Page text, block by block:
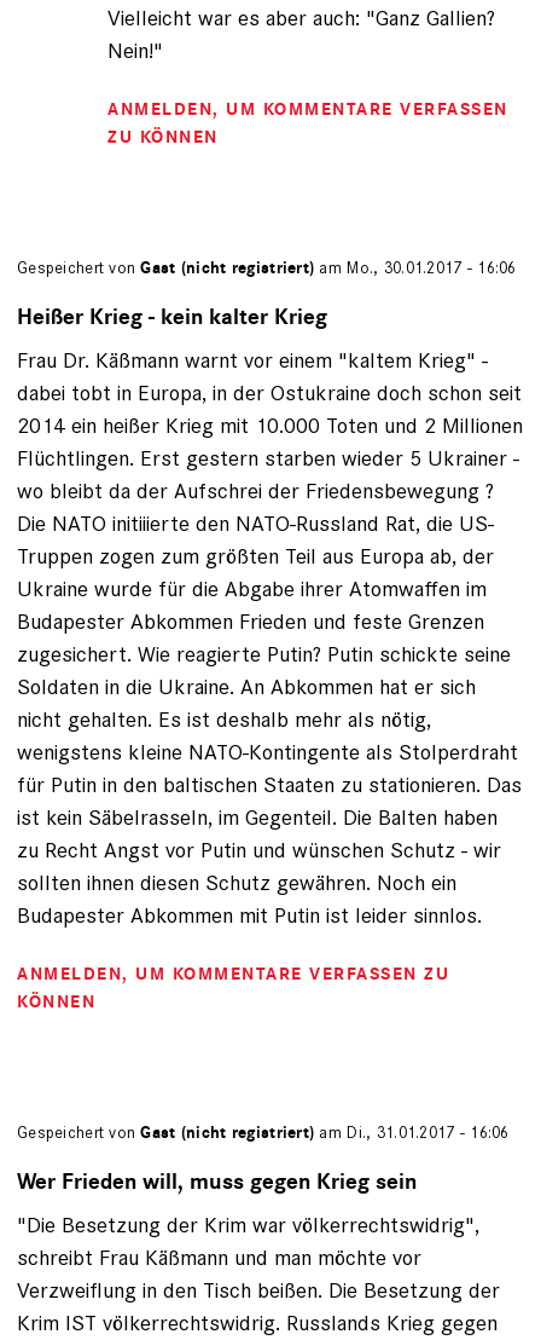
Vielleicht war es aber auch: "Ganz Gallien?
Nein!"
ANMELDEN, UM KOMMENTARE VERFASSEN
ZU KÖNNEN
Gespeichert vonGast (nicht registriert) am Mo., 30.01.2017 - 16:06
Heißer Krieg - kein kalter Krieg
Frau Dr. Käßmann warnt vor einem "kaltem Krieg" -
dabei tobt in Europa, in der Ostukraine doch schon seit
2014 ein heißer Krieg mit 10.000 Toten und 2 Millionen
Flüchtlingen. Erst gestern starben wieder 5 Ukrainer -
wo bleibt da der Aufschrei der Friedensbewegung ?
Die NATO initiiierte den NATO-Russland Rat, die US-
Truppen zogen zum größten Teil aus Europa ab, der
Ukraine wurde für die Abgabe ihrer Atomwaffen im
Budapester Abkommen Frieden und feste Grenzen
zugesichert. Wie reagierte Putin? Putin schickte seine
Soldaten in die Ukraine. An Abkommen hat er sich
nicht gehalten. Es ist deshalb mehr als nötig,
wenigstens kleine NATO-Kontingente als Stolperdraht
für Putin in den baltischen Staaten zu stationieren. Das
ist kein Säbelrasseln, im Gegenteil. Die Balten haben
zu Recht Angst vor Putin und wünschen Schutz - wir
sollten ihnen diesen Schutz gewähren. Noch ein
Budapester Abkommen mit Putin ist leider sinnlos.
ANMELDEN, UM KOMMENTARE VERFASSEN ZU
KÖNNEN
Gespeichert vonGast (nicht registriert) am Di., 31.01.2017 - 16:06
Wer Frieden will, muss gegen Krieg sein
"Die Besetzung der Krim war völkerrechtswidrig",
schreibt Frau Käßmann und man möchte vor
Verzweiflung in den Tisch beißen. Die Besetzung der
Krim IST völkerrechtswidrig. Russlands Krieg gegen